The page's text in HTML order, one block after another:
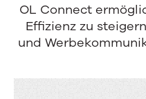
OL Connect
Effizienz zu
und